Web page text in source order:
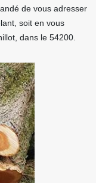
de vous adresser
soit en vous
dans le 54200.